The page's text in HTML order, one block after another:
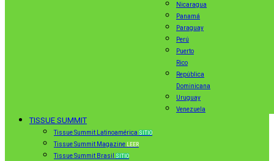
Nicaragua
Panamá
Paraguay
Perú
Puerto
Rico
República
Dominicana
Uruguay
Venezuela
TISSUE SUMMIT
Tissue Summit Latinoamérica SITIO
Tissue Summit Magazine LEER
Tissue Summit Brasil SITIO